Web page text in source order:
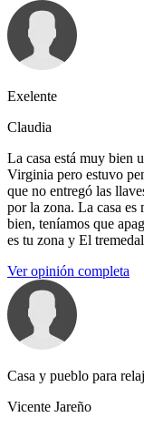
Exelente
Claudia
La casa está muy bien
Virginia pero estuvo
que no entregó las
por la zona. La casa es
bien, teníamos que
es tu zona y El
Ver opinión completa
Casa y pueblo para
Vicente Jareño